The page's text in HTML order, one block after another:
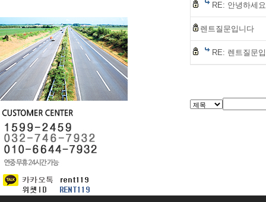
RE: 안녕하세
렌트질문입니다
RE: 렌트질문